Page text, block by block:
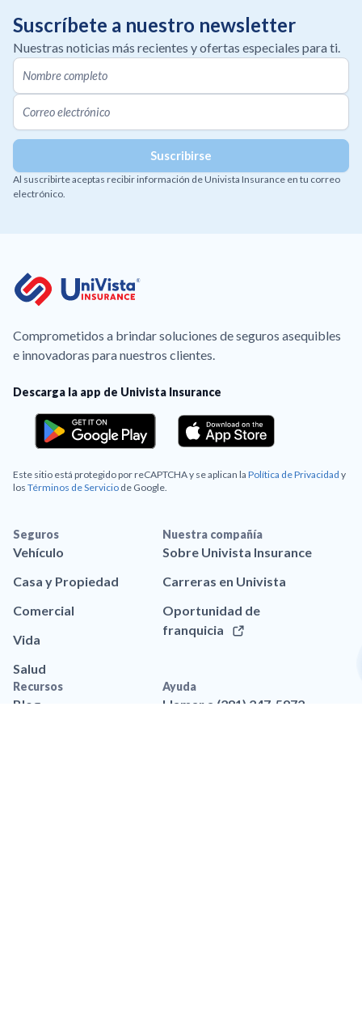
Suscríbete a nuestro newsletter
Nuestras noticias más recientes y ofertas especiales para ti.
Al suscribirte aceptas recibir información de Univista Insurance en tu correo
electrónico.
Comprometidos a brindar soluciones de seguros asequibles
e innovadoras para nuestros clientes.
Descarga la app de Univista Insurance
Este sitio está protegido por reCAPTCHA y se aplican la Política de Privacidad y
los Términos de Servicio de Google.
Seguros
Vehículo
Casa y Propiedad
Comercial
Vida
Salud
Nuestra compañía
Sobre Univista Insurance
Carreras en Univista
Oportunidad de
franquicia
Recursos
Blog
Ayuda
Llamar a (281) 247-5972